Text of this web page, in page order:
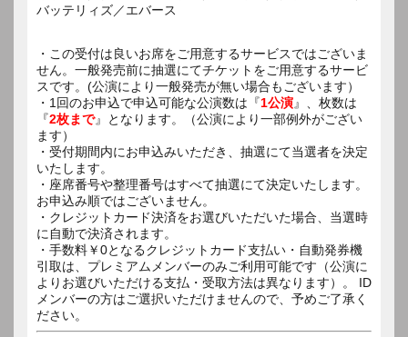
バッテリィズ／エバース
・この受付は良いお席をご用意するサービスではございま
せん。一般発売前に抽選にてチケットをご用意するサービ
スです。(公演により一般発売が無い場合もございます）
・1回のお申込で申込可能な公演数は『1公演』、枚数は
『2枚まで』となります。（公演により一部例外がござい
ます）
・受付期間内にお申込みいただき、抽選にて当選者を決定
いたします。
・座席番号や整理番号はすべて抽選にて決定いたします。
お申込み順ではございません。
・クレジットカード決済をお選びいただいた場合、当選時
に自動で決済されます。
・手数料￥0となるクレジットカード支払い・自動発券機
引取は、プレミアムメンバーのみご利用可能です（公演に
よりお選びいただける支払・受取方法は異なります）。 ID
メンバーの方はご選択いただけませんので、予めご了承く
ださい。